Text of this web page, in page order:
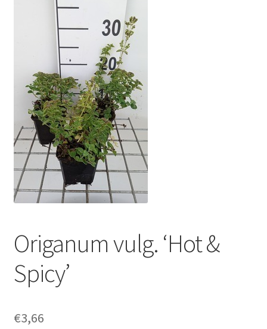
Origanum vulg. ‘Hot &
Spicy’
€3,66